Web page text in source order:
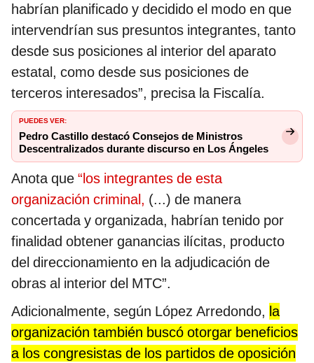
habrían planificado y decidido el modo en que
intervendrían sus presuntos integrantes, tanto
desde sus posiciones al interior del aparato
estatal, como desde sus posiciones de
terceros interesados”, precisa la Fiscalía.
PUEDES VER:
Pedro Castillo destacó Consejos de Ministros
Descentralizados durante discurso en Los Ángeles
Anota que “los integrantes de esta
organización criminal, (...) de manera
concertada y organizada, habrían tenido por
finalidad obtener ganancias ilícitas, producto
del direccionamiento en la adjudicación de
obras al interior del MTC”.
Adicionalmente, según López Arredondo, la
organización también buscó otorgar beneficios
a los congresistas de los partidos de oposición